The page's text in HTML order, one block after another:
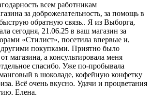
всем работникам
за доброжелательность, за помощь в
обратную связь.. Я из Выборга,
сегодня, 21.06.25 в ваш магазин за
«Стилист», посетила впервые и,
покупками. Приятно было
магазина, а консультировала меня
спасибо. Уже по-пробывала
в шоколаде, кофейную конфетку
Всё очень вкусно. Удачи и процветания
Елена.